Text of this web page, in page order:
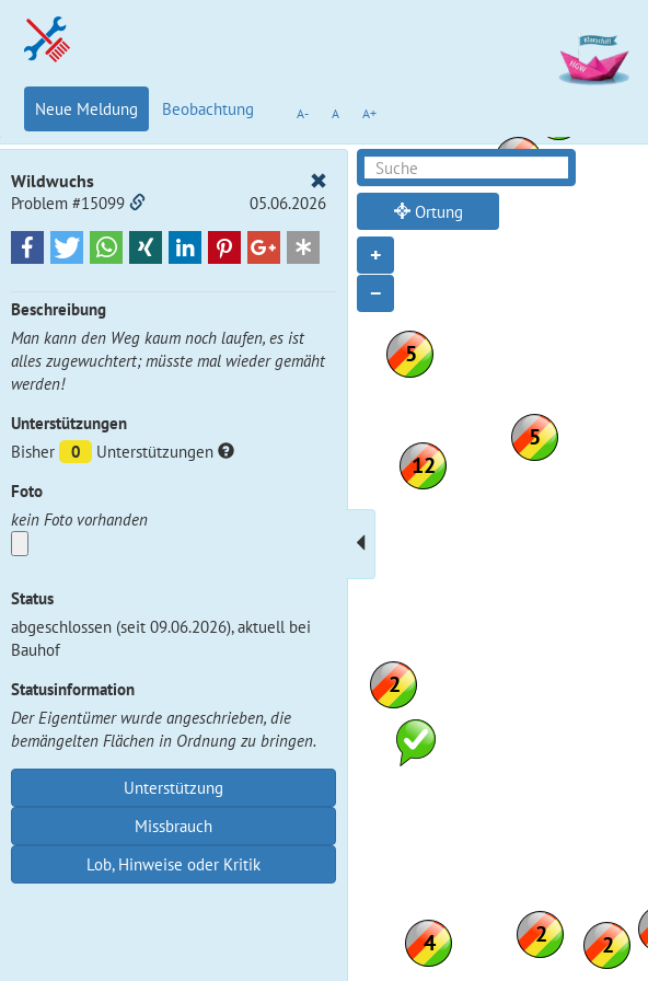
Neue Meldung Beobachtung A- A A+
Wildwuchs
Problem #15099 05.06.2026
Beschreibung
Man kann den Weg kaum noch laufen, es ist
alles zugewuchtert; müsste mal wieder gemäht
werden!
Unterstützungen
Bisher
0
Unterstützungen
Foto
kein Foto vorhanden
Status
abgeschlossen (seit 09.06.2026), aktuell bei
Bauhof
Statusinformation
Der Eigentümer wurde angeschrieben, die
bemängelten Flächen in Ordnung zu bringen.
Unterstützung
Missbrauch
Lob, Hinweise oder Kritik
+
−
Ortung